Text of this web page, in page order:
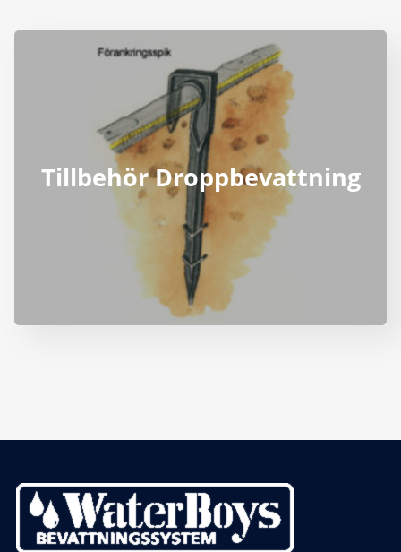
Tillbehör Droppbevattning